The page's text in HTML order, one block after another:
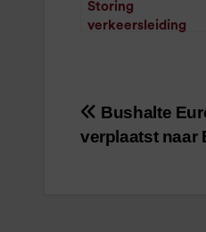
Storing
verkeersleiding
Bericht
navigatie
Bushalte
verplaatst naar